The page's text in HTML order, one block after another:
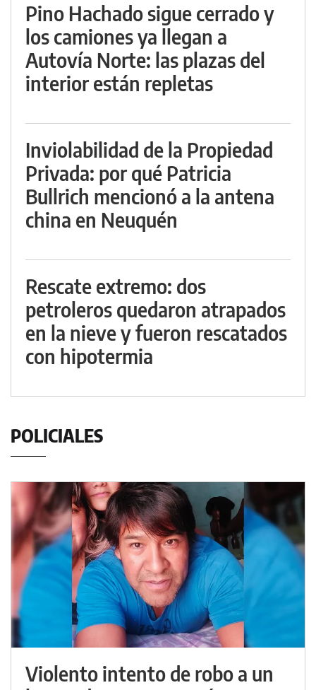
Pino Hachado sigue cerrado y
los camiones ya llegan a
Autovía Norte: las plazas del
interior están repletas
Inviolabilidad de la Propiedad
Privada: por qué Patricia
Bullrich mencionó a la antena
china en Neuquén
Rescate extremo: dos
petroleros quedaron atrapados
en la nieve y fueron rescatados
con hipotermia
POLICIALES
Violento intento de robo a un